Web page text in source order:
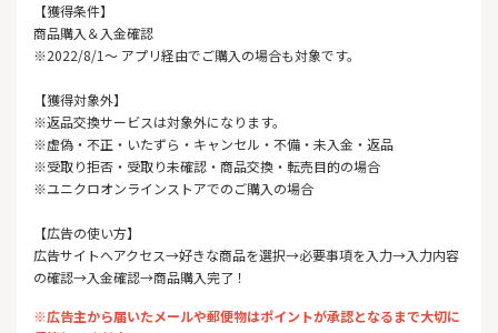
【獲得条件】
商品購入＆入金確認
※2022/8/1～ アプリ経由でご購入の場合も対象です。
【獲得対象外】
※返品交換サービスは対象外になります。
※虚偽・不正・いたずら・キャンセル・不備・未入金・返品
※受取り拒否・受取り未確認・商品交換・転売目的の場合
※ユニクロオンラインストアでのご購入の場合
【広告の使い方】
広告サイトへアクセス→好きな商品を選択→必要事項を入力→入力内容
の確認→入金確認→商品購入完了！
※広告主から届いたメールや郵便物はポイントが承認となるまで大切に